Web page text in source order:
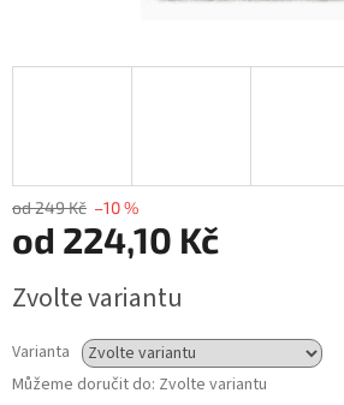
od 249 Kč –10 %
od 224,10 Kč
cena:
Zvolte variantu
Varianta
Můžeme doručit do: Zvolte variantu